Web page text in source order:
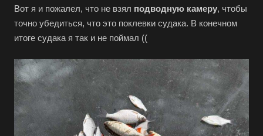
Вот я и пожалел, что не взял подводную камеру, чтобы
точно убедиться, что это поклевки судака. В конечном
итоге судака я так и не поймал ((